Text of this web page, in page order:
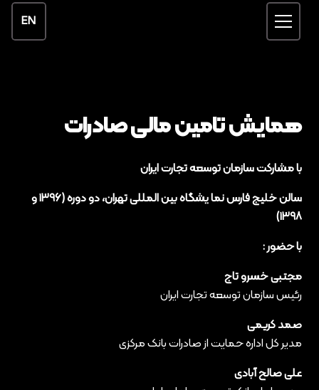
EN
همایش تامین مالی صادرات
با مشارکت سازمان توسعه تجارت ایران
سالن خلیج فارس نما یشگاه‌ بین المللی تهران، دو دوره (۱۳۹۶ و
۱۳۹۸)
با حضور :
مجتبی خسرو تاج
رئیس سازمان توسعه تجارت ایران
صمد کریمی
مدیر کل اداره حمایت از صادرات بانک مرکزی
علی صالح آبادی